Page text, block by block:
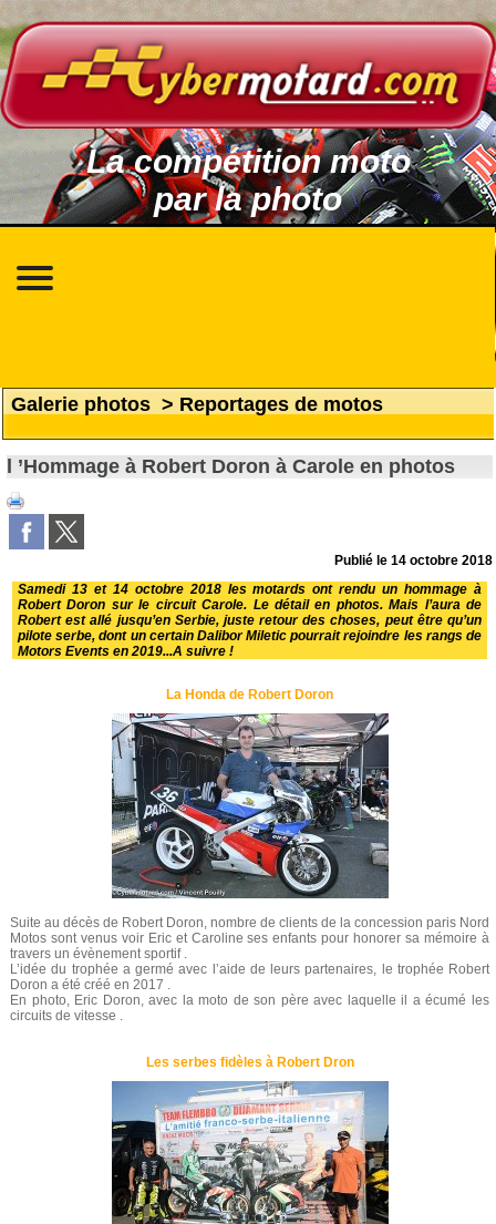
La compétition moto
par la photo
Galerie photos > Reportages de motos
l ’Hommage à Robert Doron à Carole en photos
Publié le14 octobre 2018
Samedi 13 et 14 octobre 2018 les motards ont rendu un hommage à
Robert Doron sur le circuit Carole. Le détail en photos. Mais l’aura de
Robert est allé jusqu’en Serbie, juste retour des choses, peut être qu’un
pilote serbe, dont un certain Dalibor Miletic pourrait rejoindre les rangs de
Motors Events en 2019...A suivre !
La Honda de Robert Doron
Suite au décès de Robert Doron, nombre de clients de la concession paris Nord
Motos sont venus voir Eric et Caroline ses enfants pour honorer sa mémoire à
travers un évènement sportif .
L’idée du trophée a germé avec l’aide de leurs partenaires, le trophée Robert
Doron a été créé en 2017 .
En photo, Eric Doron, avec la moto de son père avec laquelle il a écumé les
circuits de vitesse .
Les serbes fidèles à Robert Dron